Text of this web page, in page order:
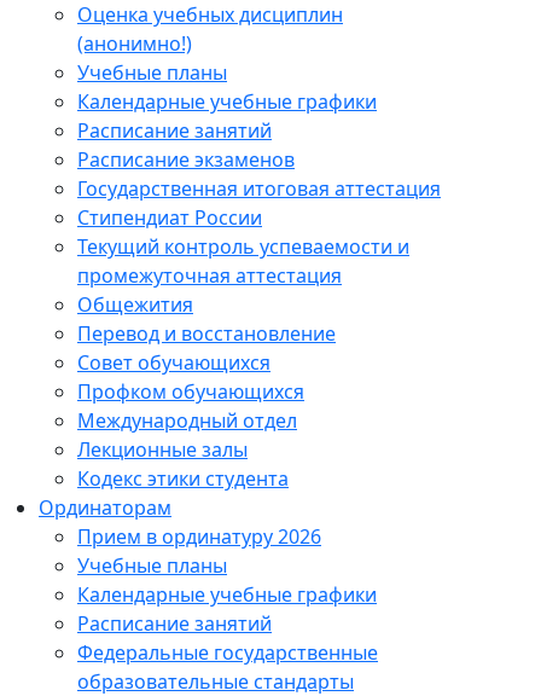
Оценка учебных дисциплин
(анонимно!)
Учебные планы
Календарные учебные графики
Расписание занятий
Расписание экзаменов
Государственная итоговая аттестация
Стипендиат России
Текущий контроль успеваемости и
промежуточная аттестация
Общежития
Перевод и восстановление
Совет обучающихся
Профком обучающихся
Международный отдел
Лекционные залы
Кодекс этики студента
Ординаторам
Прием в ординатуру 2026
Учебные планы
Календарные учебные графики
Расписание занятий
Федеральные государственные
образовательные стандарты